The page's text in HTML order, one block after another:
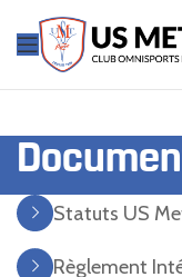
Statuts US
Règlement